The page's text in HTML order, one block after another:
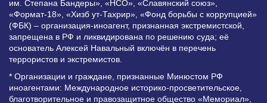
им. Степана Бандеры», «НСО», «Славянский союз»,
«Формат-18», «Хизб ут-Тахрир», «Фонд борьбы с коррупцией»
(ФБК) – организация-иноагент, признанная экстремистской,
запрещена в РФ и ликвидирована по решению суда; её
основатель Алексей Навальный включён в перечень
террористов и экстремистов.
* Организации и граждане, признанные Минюстом РФ
иноагентами: Международное историко-просветительское,
благотворительное и правозащитное общество «Мемориал»,